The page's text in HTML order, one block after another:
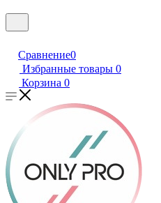
Сравнение0
Избранные товары 0
Корзина 0